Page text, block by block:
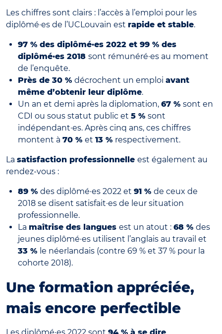
Les chiffres sont clairs : l’accès à l’emploi pour les
diplômé·es de l’UCLouvain est rapide et stable.
97 % des diplômé·es 2022 et 99 % des
diplômé·es 2018 sont rémunéré·es au moment
de l’enquête.
Près de 30 % décrochent un emploi avant
même d’obtenir leur diplôme.
Un an et demi après la diplomation, 67 % sont en
CDI ou sous statut public et 5 % sont
indépendant·es. Après cinq ans, ces chiffres
montent à 70 % et 13 % respectivement.
La satisfaction professionnelle est également au
rendez-vous :
89 % des diplômé·es 2022 et 91 % de ceux de
2018 se disent satisfait·es de leur situation
professionnelle.
La maîtrise des langues est un atout : 68 % des
jeunes diplômé·es utilisent l’anglais au travail et
33 % le néerlandais (contre 69 % et 37 % pour la
cohorte 2018).
Une formation appréciée,
mais encore perfectible